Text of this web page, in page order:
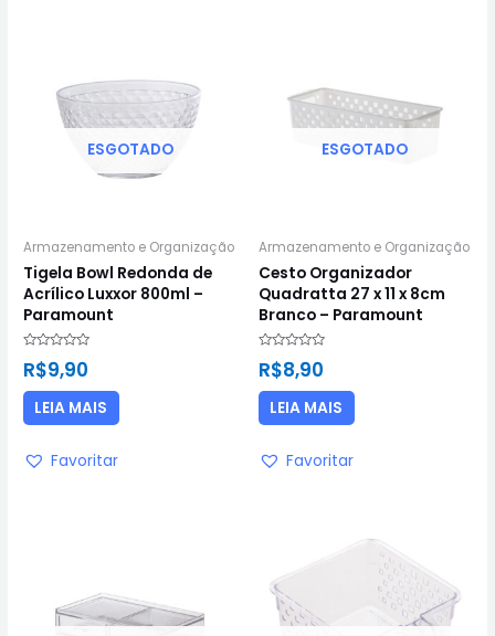
ESGOTADO
Armazenamento e Organização
Tigela Bowl Redonda de
Acrílico Luxxor 800ml –
Paramount
0
5
R$9,90
LEIA MAIS
Favoritar
ESGOTADO
Armazenamento e Organização
Cesto Organizador
Quadratta 27 x 11 x 8cm
Branco – Paramount
0
5
R$8,90
LEIA MAIS
Favoritar